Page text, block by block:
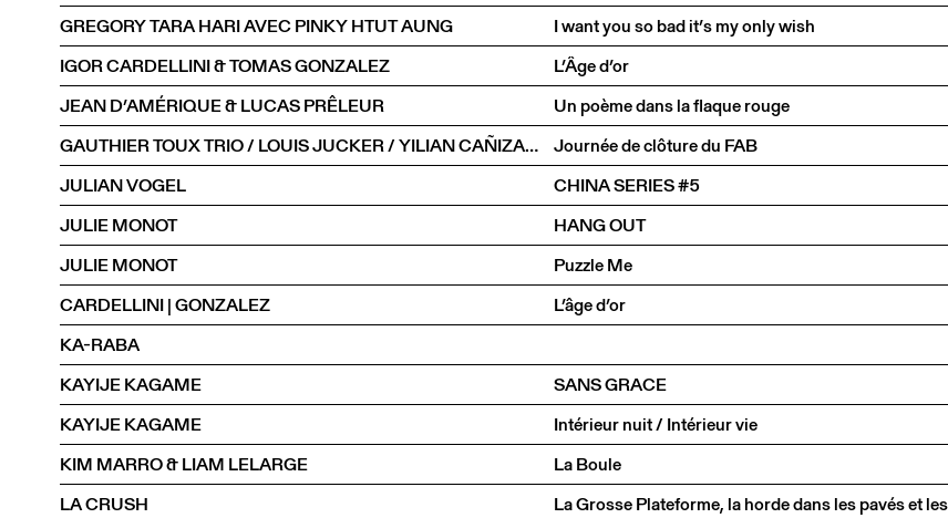
GREGORY TARA HARI AVEC PINKY HTUT AUNG
I want you so bad it’s my only wish
IGOR CARDELLINI & TOMAS GONZALEZ
L’Âge d’or
JEAN D’AMÉRIQUE & LUCAS PRÊLEUR
Un poème dans la flaque rouge
GAUTHIER TOUX TRIO / LOUIS JUCKER / YILIAN CAÑIZARES
Journée de clôture du FAB
JULIAN VOGEL
CHINA SERIES #5
JULIE MONOT
HANG OUT
JULIE MONOT
Puzzle Me
CARDELLINI | GONZALEZ
L’âge d’or
KA-RABA
KAYIJE KAGAME
SANS GRACE
KAYIJE KAGAME
Intérieur nuit / Intérieur vie
KIM MARRO & LIAM LELARGE
La Boule
LA CRUSH